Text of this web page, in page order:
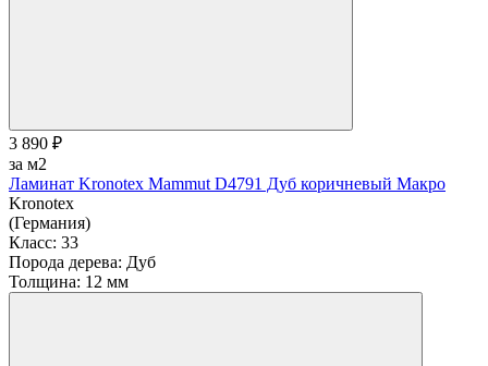
3 890 ₽
за м2
Ламинат Kronotex Mammut D4791 Дуб коричневый Макро
Kronotex
(Германия)
Класс: 33
Порода дерева: Дуб
Толщина: 12 мм